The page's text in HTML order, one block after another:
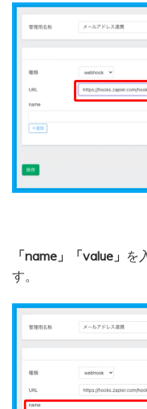
「name」「value」 を
す。